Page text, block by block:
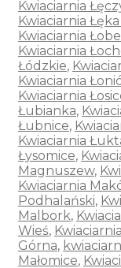
Kwiaciarnia
Kwiaciarnia
Kwiaciarnia
Kwiaciarnia
Łódzkie,
Kwiaciarnia
Kwiaciarnia
Łubianka,
Łubnice,
Kwiaciarnia
Łysomice,
Magnuszew,
Kwiaciarnia
Podhalański,
Malbork,
Wieś,
Górna,
Małomice,